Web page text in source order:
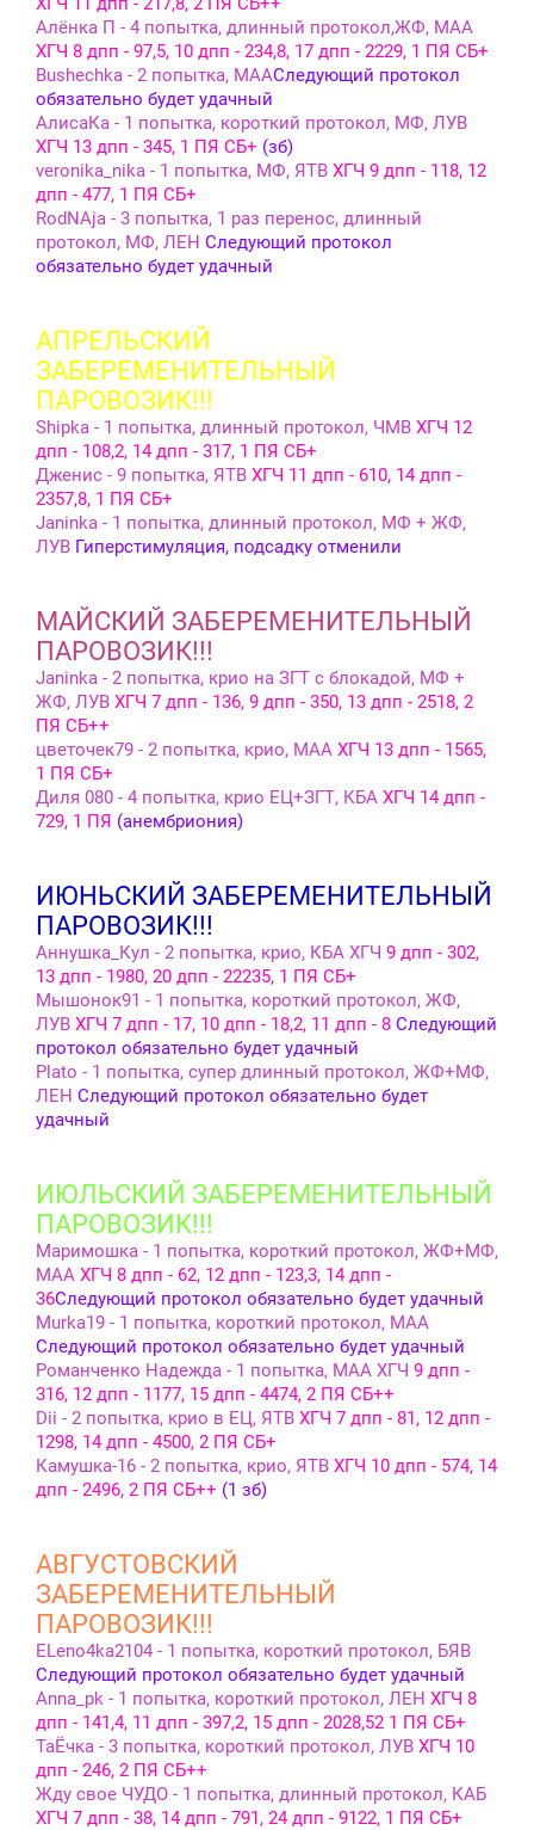
Алёнка П - 4 попытка, длинный протокол,ЖФ, МАА
ХГЧ 8 дпп - 97,5, 10 дпп - 234,8, 17 дпп - 2229, 1 ПЯ СБ+
Bushechka - 2 попытка, МААСледующий протокол
обязательно будет удачный
АлисаКа - 1 попытка, короткий протокол, МФ, ЛУВ
ХГЧ 13 дпп - 345, 1 ПЯ СБ+ (зб)
veronika_nika - 1 попытка, МФ, ЯТВ ХГЧ 9 дпп - 118, 12
дпп - 477, 1 ПЯ СБ+
RodNAja - 3 попытка, 1 раз перенос, длинный
протокол, МФ, ЛЕН Следующий протокол
обязательно будет удачный
АПРЕЛЬСКИЙ
ЗАБЕРЕМЕНИТЕЛЬНЫЙ
ПАРОВОЗИК!!!
Shipka - 1 попытка, длинный протокол, ЧМВ ХГЧ 12
дпп - 108,2, 14 дпп - 317, 1 ПЯ СБ+
Дженис - 9 попытка, ЯТВ ХГЧ 11 дпп - 610, 14 дпп -
2357,8, 1 ПЯ СБ+
Janinka - 1 попытка, длинный протокол, МФ + ЖФ,
ЛУВ Гиперстимуляция, подсадку отменили
МАЙСКИЙ ЗАБЕРЕМЕНИТЕЛЬНЫЙ
ПАРОВОЗИК!!!
Janinka - 2 попытка, крио на ЗГТ с блокадой, МФ +
ЖФ, ЛУВ ХГЧ 7 дпп - 136, 9 дпп - 350, 13 дпп - 2518, 2
ПЯ СБ++
цветочек79 - 2 попытка, крио, МАА ХГЧ 13 дпп - 1565,
1 ПЯ СБ+
Диля 080 - 4 попытка, крио ЕЦ+ЗГТ, КБА ХГЧ 14 дпп -
729, 1 ПЯ (анембриония)
ИЮНЬСКИЙ ЗАБЕРЕМЕНИТЕЛЬНЫЙ
ПАРОВОЗИК!!!
Аннушка_Кул - 2 попытка, крио, КБА ХГЧ 9 дпп - 302,
13 дпп - 1980, 20 дпп - 22235, 1 ПЯ СБ+
Мышонок91 - 1 попытка, короткий протокол, ЖФ,
ЛУВ ХГЧ 7 дпп - 17, 10 дпп - 18,2, 11 дпп - 8 Следующий
протокол обязательно будет удачный
Plato - 1 попытка, супер длинный протокол, ЖФ+МФ,
ЛЕН Следующий протокол обязательно будет
удачный
ИЮЛЬСКИЙ ЗАБЕРЕМЕНИТЕЛЬНЫЙ
ПАРОВОЗИК!!!
Маримошка - 1 попытка, короткий протокол, ЖФ+МФ,
МАА ХГЧ 8 дпп - 62, 12 дпп - 123,3, 14 дпп -
36Следующий протокол обязательно будет удачный
Murka19 - 1 попытка, короткий протокол, МАА
Следующий протокол обязательно будет удачный
Романченко Надежда - 1 попытка, МАА ХГЧ 9 дпп -
316, 12 дпп - 1177, 15 дпп - 4474, 2 ПЯ СБ++
Dii - 2 попытка, крио в ЕЦ, ЯТВ ХГЧ 7 дпп - 81, 12 дпп -
1298, 14 дпп - 4500, 2 ПЯ СБ+
Камушка-16 - 2 попытка, крио, ЯТВ ХГЧ 10 дпп - 574, 14
дпп - 2496, 2 ПЯ СБ++ (1 зб)
АВГУСТОВСКИЙ
ЗАБЕРЕМЕНИТЕЛЬНЫЙ
ПАРОВОЗИК!!!
ЕLeno4ka2104 - 1 попытка, короткий протокол, БЯВ
Следующий протокол обязательно будет удачный
Anna_pk - 1 попытка, короткий протокол, ЛЕН ХГЧ 8
дпп - 141,4, 11 дпп - 397,2, 15 дпп - 2028,52 1 ПЯ СБ+
ТаЁчка - 3 попытка, короткий протокол, ЛУВ ХГЧ 10
дпп - 246, 2 ПЯ СБ++
Жду свое ЧУДО - 1 попытка, длинный протокол, КАБ
ХГЧ 7 дпп - 38, 14 дпп - 791, 24 дпп - 9122, 1 ПЯ СБ+